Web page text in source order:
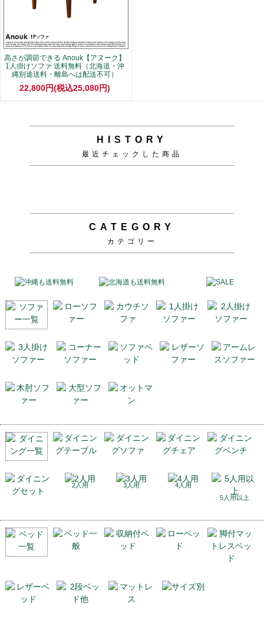
高さが調節できる Anouk【アヌーク】
1人掛けソファ 送料無料（北海道・沖
縄別途送料・離島へは配送不可）
22,800円(税込25,080円)
HISTORY
最近チェックした商品
CATEGORY
カテゴリー
2人用 3人用
4人用
5人用以上